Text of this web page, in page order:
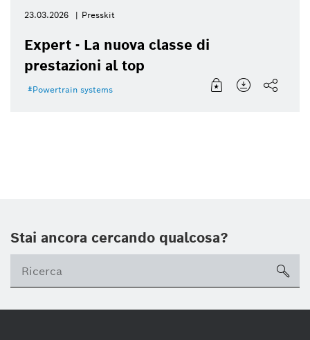
23.03.2026 Presskit
Expert - La nuova classe di
prestazioni al top
Powertrain systems
Stai ancora cercando qualcosa?